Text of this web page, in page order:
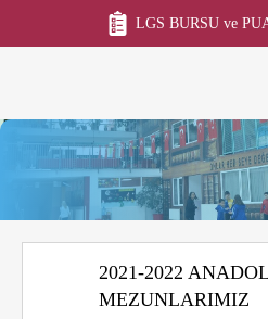
LGS BURSU ve
2021-2022
MEZUNLARIMIZ